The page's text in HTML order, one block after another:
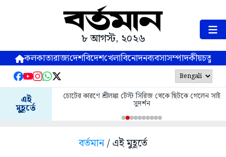
৮ আগস্ট, ২০২৬
কলকাতারাজ্যদেশবিদেশখেলাবিনোদনব্যবসাসম্পাদকীয়
এই
মুহূর্তে
চোটের কারণে শ্রীলঙ্কা টেস্ট সিরিজ থেকে ছিটকে গেলেন সাই
সুদর্শন
বর্তমান/ এই মুহূর্তে